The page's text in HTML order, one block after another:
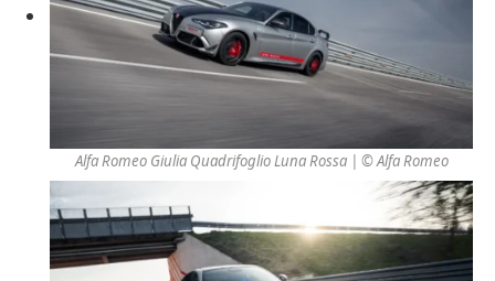
Alfa Romeo Giulia Quadrifoglio Luna Rossa | © Alfa Romeo